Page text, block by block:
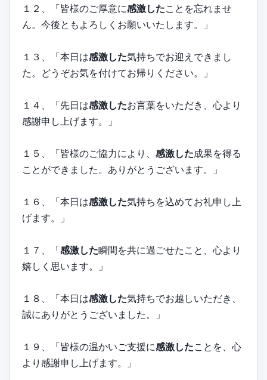
１２、「皆様のご厚意に感激したことを忘れませ
ん。今後ともよろしくお願いいたします。」
１３、「本日は感激した気持ちでお迎えできまし
た。どうぞお気を付けてお帰りください。」
１４、「先日は感激したお言葉をいただき、心より
感謝申し上げます。」
１５、「皆様のご協力により、 感激した成果を得る
ことができました。ありがとうございます。」
１６、「本日は感激した気持ちを込めてお礼申し上
げます。」
１７、「感激した瞬間を共に過ごせたこと、心より
嬉しく思います。」
１８、「本日は感激した気持ちでお越しいただき、
誠にありがとうございました。」
１９、「皆様の温かいご支援に感激したことを、心
より感謝申し上げます。」